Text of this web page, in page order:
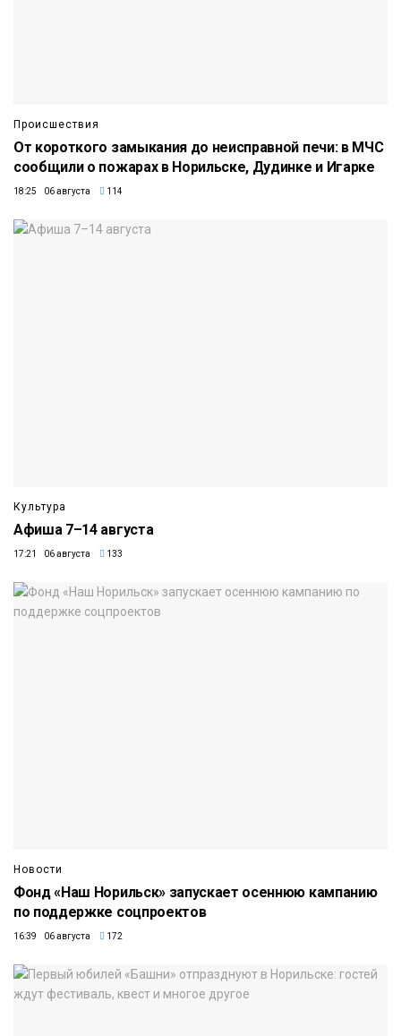
Происшествия
От короткого замыкания до неисправной печи: в МЧС
сообщили о пожарах в Норильске, Дудинке и Игарке
18:25 06 августа 114
Культура
Афиша 7–14 августа
17:21 06 августа 133
Новости
Фонд «Наш Норильск» запускает осеннюю кампанию
по поддержке соцпроектов
16:39 06 августа 172